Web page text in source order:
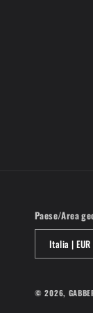
Paese/Area
© 2026,